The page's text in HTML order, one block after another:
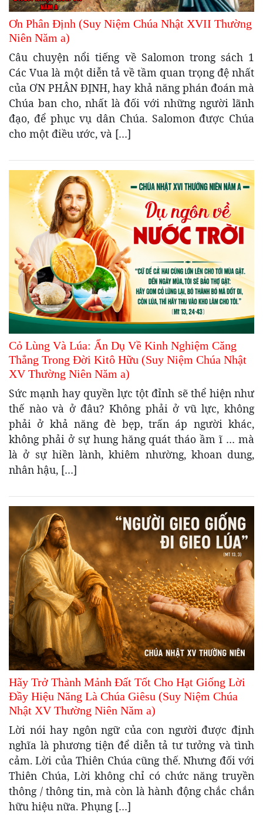
Ơn Phân Định (Suy Niệm Chúa Nhật XVII Thường
Niên Năm a)
Câu chuyện nổi tiếng về Salomon trong sách 1
Các Vua là một diễn tả về tầm quan trọng đệ nhất
của ƠN PHÂN ĐỊNH, hay khả năng phán đoán mà
Chúa ban cho, nhất là đối với những người lãnh
đạo, để phục vụ dân Chúa. Salomon được Chúa
cho một điều ước, và […]
Cỏ Lùng Và Lúa: Ẩn Dụ Về Kinh Nghiệm Căng
Thẳng Trong Đời Kitô Hữu (Suy Niệm Chúa Nhật
XV Thường Niên Năm a)
Sức mạnh hay quyền lực tột đỉnh sẽ thể hiện như
thế nào và ở đâu? Không phải ở vũ lực, không
phải ở khả năng đè bẹp, trấn áp người khác,
không phải ở sự hung hăng quát tháo ầm ĩ … mà
là ở sự hiền lành, khiêm nhường, khoan dung,
nhân hậu, […]
Hãy Trở Thành Mảnh Đất Tốt Cho Hạt Giống Lời
Đầy Hiệu Năng Là Chúa Giêsu (Suy Niệm Chúa
Nhật XV Thường Niên Năm a)
Lời nói hay ngôn ngữ của con người được định
nghĩa là phương tiện để diễn tả tư tưởng và tình
cảm. Lời của Thiên Chúa cũng thế. Nhưng đối với
Thiên Chúa, Lời không chỉ có chức năng truyền
thông / thông tin, mà còn là hành động chắc chắn
hữu hiệu nữa. Phụng […]